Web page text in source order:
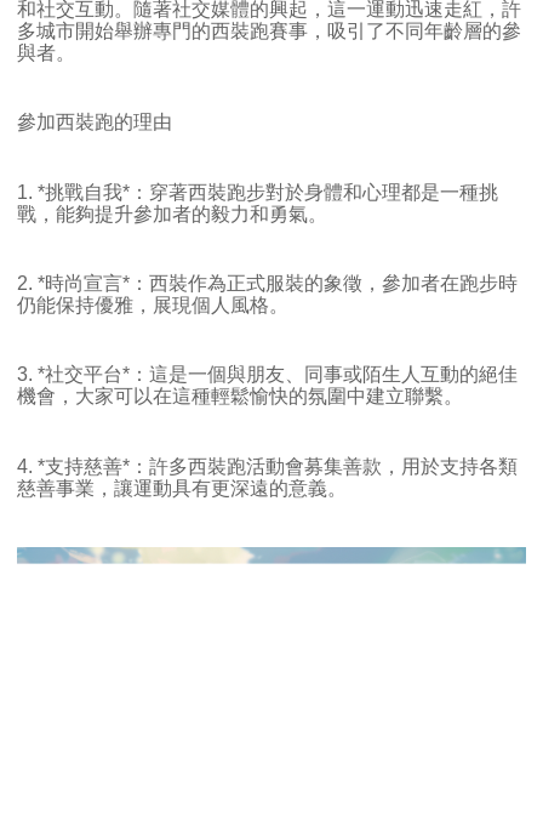
和社交互動。隨著社交媒體的興起，這一運動迅速走紅，許
多城市開始舉辦專門的西裝跑賽事，吸引了不同年齡層的參
與者。
參加西裝跑的理由
1. *挑戰自我* ：穿著西裝跑步對於身體和心理都是一種挑
戰，能夠提升參加者的毅力和勇氣。
2. *時尚宣言* ：西裝作為正式服裝的象徵，參加者在跑步時
仍能保持優雅，展現個人風格。
3. *社交平台* ：這是一個與朋友、同事或陌生人互動的絕佳
機會，大家可以在這種輕鬆愉快的氛圍中建立聯繫。
4. *支持慈善* ：許多西裝跑活動會募集善款，用於支持各類
慈善事業，讓運動具有更深遠的意義。